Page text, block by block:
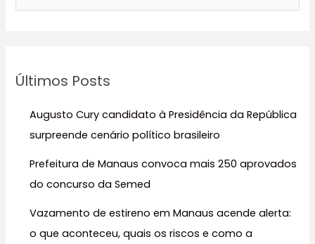
iÚltimos Posts
Augusto Cury candidato à Presidência da República
surpreende cenário político brasileiro
Prefeitura de Manaus convoca mais 250 aprovados
do concurso da Semed
Vazamento de estireno em Manaus acende alerta:
o que aconteceu, quais os riscos e como a